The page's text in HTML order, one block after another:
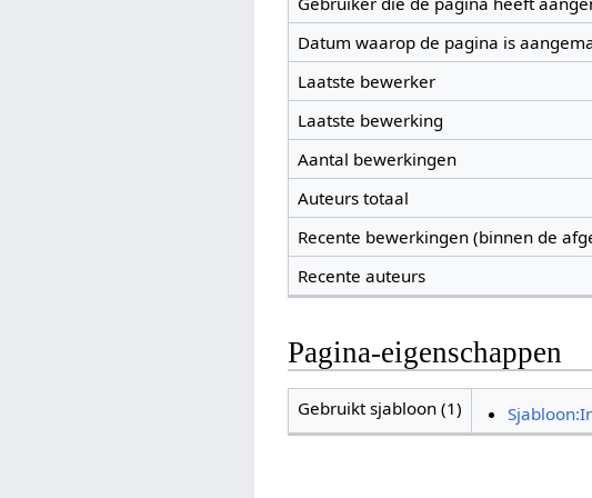
Datum waarop de pagina is
Laatste bewerker
Laatste bewerking
Aantal bewerkingen
Auteurs totaal
Recente bewerkingen (binnen de
Recente auteurs
Pagina-eigenschappen
Gebruikt sjabloon (1)